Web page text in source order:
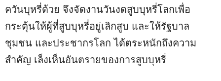
ควันบุหรี่ด้วย จึงจัดงานวันงดสูบบุหรี่โลกเพื่อ
กระตุ้นให้ผู้ที่สูบบุหรี่อยู่เลิกสูบ และให้รัฐบาล
ชุมชน และประชากรโลก ได้ตระหนักถึงความ
สำคัญ เล็งเห็นอันตรายของการสูบบุหรี่